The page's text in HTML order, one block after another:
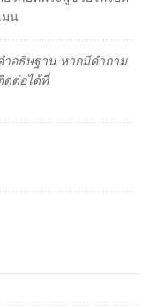
มน
อธิษฐาน หากมีคำถาม
ดต่อได้ที่